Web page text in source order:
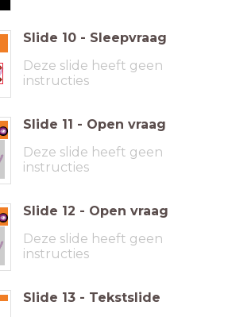
Slide 10 - Sleepvraag
Deze slide heeft geen
instructies
Slide 11 - Open vraag
Deze slide heeft geen
instructies
Slide 12 - Open vraag
Deze slide heeft geen
instructies
Slide 13 - Tekstslide